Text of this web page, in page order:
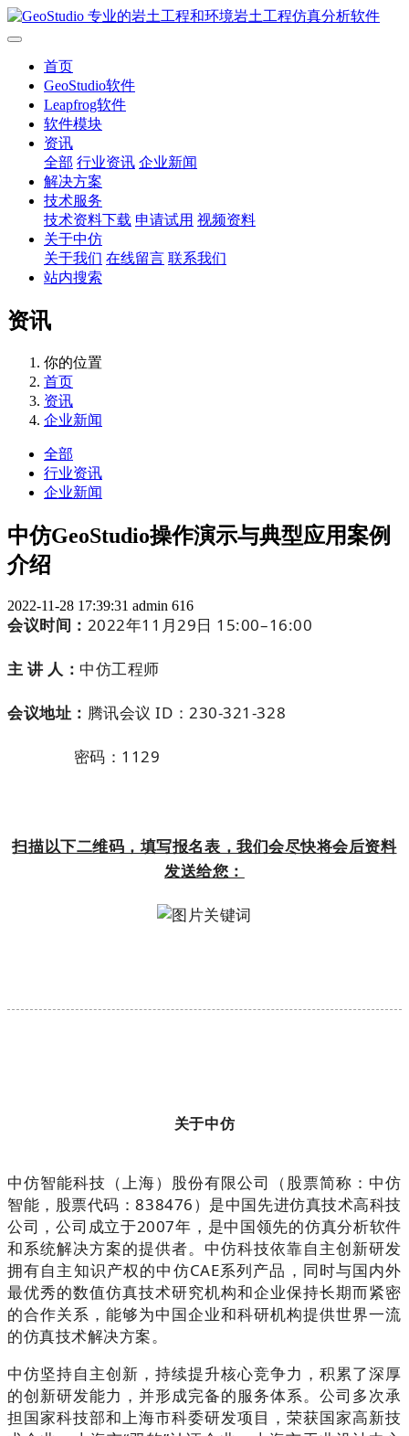
首页
GeoStudio软件
Leapfrog软件
软件模块
资讯
全部 行业资讯 企业新闻
解决方案
技术服务
技术资料下载 申请试用 视频资料
关于中仿
关于我们 在线留言 联系我们
站内搜索
资讯
你的位置
首页
资讯
企业新闻
全部
行业资讯
企业新闻
中仿GeoStudio操作演示与典型应用案例
介绍
2022-11-28 17:39:31 admin 616
会议时间： 2022年11月29日 15:00–16:00
主 讲 人： 中仿工程师
会议地址： 腾讯会议 ID：230-321-328
密码：1129
扫描以下二维码，填写报名表，我们会尽快将会后资料
发送给您：
关于中仿
中仿智能科技（上海）股份有限公司（股票简称： 中仿
智能，股票代码：838476）是中国先进仿真技术高科技
公司，公司成立于2007年，是中国领先的仿真分析软件
和系统解决方案的提供者。 中仿科技依靠自主创新研发
拥有自主知识产权的中仿CAE系列产品，同时与国内外
最优秀的数值仿真技术研究机构和企业保持长期而紧密
的合作关系，能够为中国企业和科研机构提供世界一流
的仿真技术解决方案。
中仿坚持自主创新，持续提升核心竞争力，积累了深厚
的创新研发能力，并形成完备的服务体系。公司多次承
担国家科技部和上海市科委研发项目，荣获国家高新技